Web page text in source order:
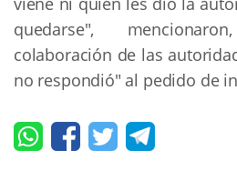
quedarse",
colaboración de las
no respondió" al pedido de